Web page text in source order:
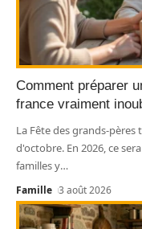
Comment préparer
france vraiment
La Fête des grands-
d'octobre. En 2026, ce
familles y…
Famille 3 août 2026